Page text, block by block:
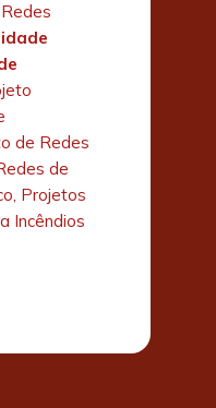
Redes
de Redes
de
, Projetos
Incêndios